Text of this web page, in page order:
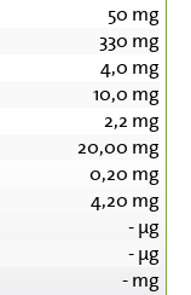
50 mg
330 mg
4,0 mg
10,0 mg
2,2 mg
20,00 mg
0,20 mg
4,20 mg
-µg
-µg
-mg